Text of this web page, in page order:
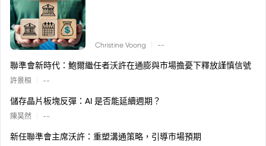
Christine Voong --
聯準會新時代：鮑爾繼任者沃許在通膨與市場擔憂下釋放謹慎信號
許景桓 --
儲存晶片板塊反彈：AI 是否能延續週期？
陳昊然 --
新任聯準會主席沃許：重塑溝通策略，引導市場預期